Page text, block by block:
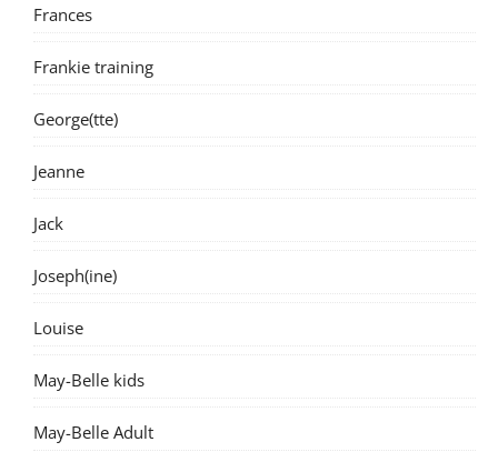
Frances
Frankie training
George(tte)
Jeanne
Jack
Joseph(ine)
Louise
May-Belle kids
May-Belle Adult